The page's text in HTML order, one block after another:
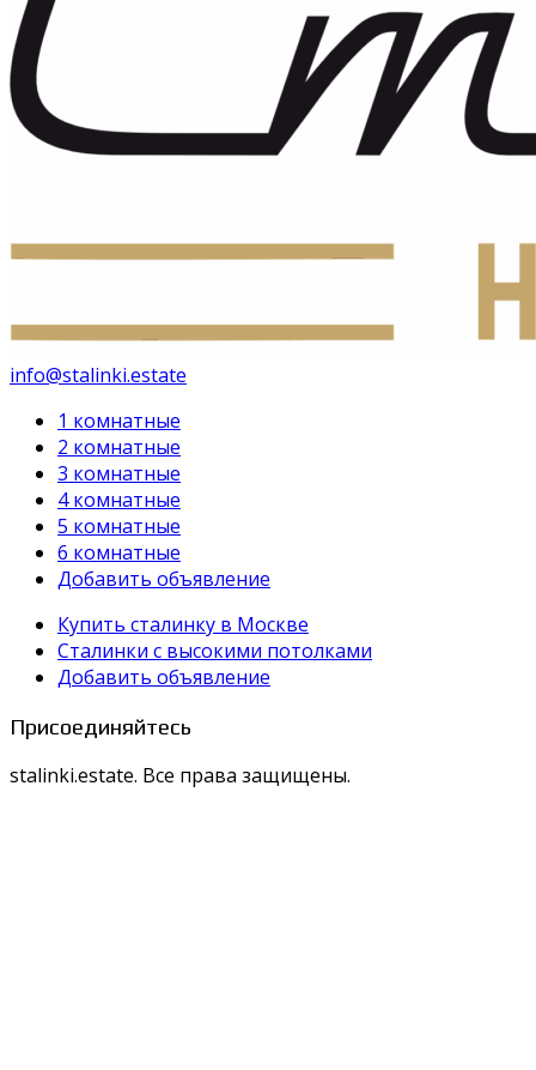
info@stalinki.estate
1 комнатные
2 комнатные
3 комнатные
4 комнатные
5 комнатные
6 комнатные
Добавить объявление
Купить сталинку в Москве
Cталинки с высокими потолками
Добавить объявление
Присоединяйтесь
stalinki.estate. Все права защищены.